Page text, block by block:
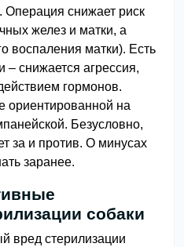
снижает риск
желез и матки, а
воспаления матки). Есть
– снижается агрессия,
гормонов.
ориентированной на
Безусловно,
за и против. О минусах
заранее.
собаки
вред стерилизации